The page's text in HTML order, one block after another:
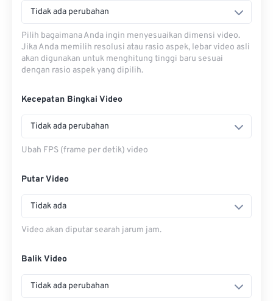
Tidak ada perubahan
Pilih bagaimana Anda ingin menyesuaikan dimensi video.
Jika Anda memilih resolusi atau rasio aspek, lebar video asli
akan digunakan untuk menghitung tinggi baru sesuai
dengan rasio aspek yang dipilih.
Kecepatan Bingkai Video
Tidak ada perubahan
Ubah FPS (frame per detik) video
Putar Video
Tidak ada
Video akan diputar searah jarum jam.
Balik Video
Tidak ada perubahan